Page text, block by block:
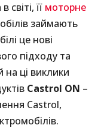
її моторне
займають
це нові
підходу та
на ці виклики
Castrol ON –
Castrol,